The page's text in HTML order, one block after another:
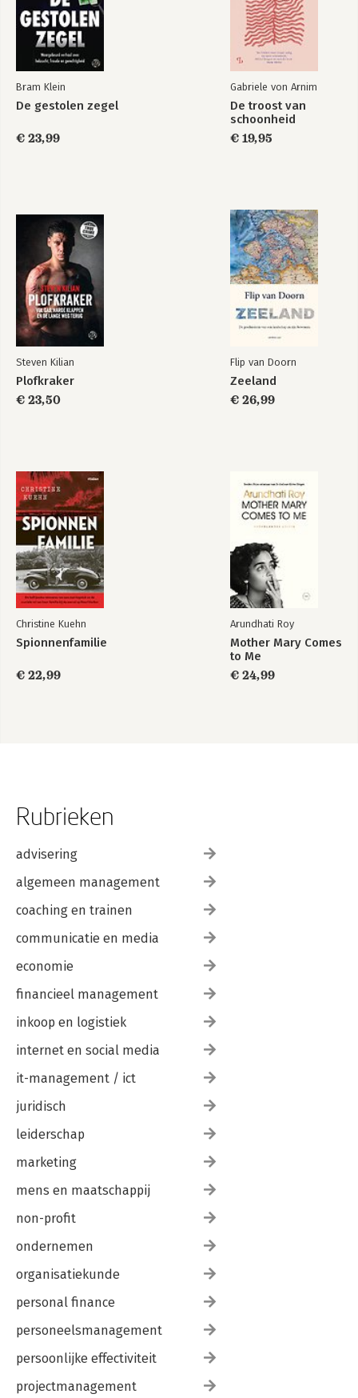
Bram Klein
De gestolen zegel
€ 23,99
Gabriele von Arnim
De troost van
schoonheid
€ 19,95
Steven Kilian
Plofkraker
€ 23,50
Flip van Doorn
Zeeland
€ 26,99
Christine Kuehn
Spionnenfamilie
€ 22,99
Arundhati Roy
Mother Mary Comes
to Me
€ 24,99
Rubrieken
advisering
algemeen management
coaching en trainen
communicatie en media
economie
financieel management
inkoop en logistiek
internet en social media
it-management / ict
juridisch
leiderschap
marketing
mens en maatschappij
non-profit
ondernemen
organisatiekunde
personal finance
personeelsmanagement
persoonlijke effectiviteit
projectmanagement